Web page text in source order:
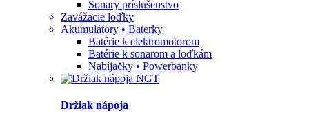
Sonary príslušenstvo
Zavážacie loďky
Akumulátory • Baterky
Batérie k elektromotorom
Batérie k sonarom a loďkám
Nabíjačky • Powerbanky
Držiak nápoja